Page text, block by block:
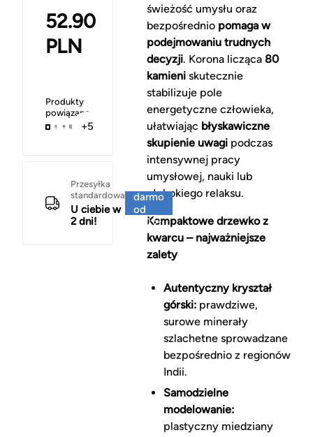
52.90
PLN
Produkty
powiązane
+5
Przesyłka
standardowa
U ciebie w
2 dni!
darmo
od
150 zł
świeżość umysłu oraz
bezpośrednio pomaga w
podejmowaniu trudnych
decyzji. Korona licząca 80
kamieniskutecznie
stabilizuje pole
energetyczne człowieka,
ułatwiając błyskawiczne
skupienie uwagipodczas
intensywnej pracy
umysłowej, nauki lub
głębokiego relaksu.
Kompaktowe drzewko z
kwarcu – najważniejsze
zalety
Autentyczny kryształ
górski:prawdziwe,
surowe minerały
szlachetne sprowadzane
bezpośrednio z regionów
Indii.
Samodzielne
modelowanie:
plastyczny miedziany